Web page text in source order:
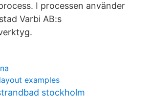
I processen använder
Varbi AB:s
examples
stockholm